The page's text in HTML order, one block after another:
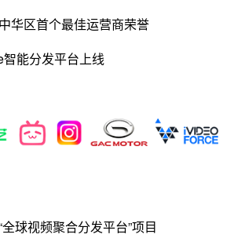
华区首个最佳运营商荣誉
能分发平台上线
球视频聚合分发平台”项目